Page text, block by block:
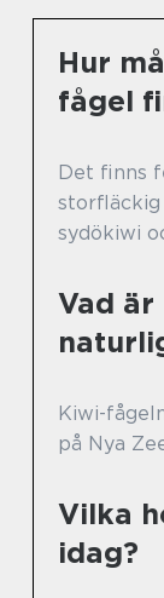
Hur
fågel
Det finns
sydökiwi
Vad
Kiwi-
på Nya
Vilka
idag?